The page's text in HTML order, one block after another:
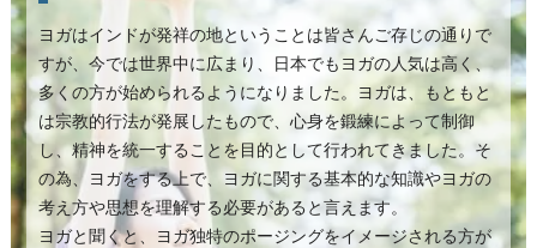
ヨガはインドが発祥の地ということは皆さんご存じの通りで
すが、今では世界中に広まり、日本でもヨガの人気は高く、
多くの方が始められるようになりました。ヨガは、もともと
は宗教的行法が発展したもので、心身を鍛練によって制御
し、精神を統一することを目的として行われてきました。そ
の為、ヨガをする上で、ヨガに関する基本的な知識やヨガの
考え方や思想を理解する必要があると言えます。
ヨガと聞くと、ヨガ独特のポージングをイメージされる方が